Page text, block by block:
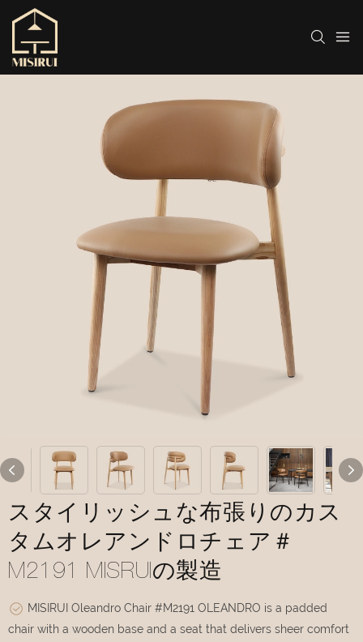
スタイリッシュな布張りのカス
タムオレアンドロチェア＃
M2191 MISRUIの製造
MISIRUI Oleandro Chair #M2191 OLEANDRO is a padded
chair with a wooden base and a seat that delivers sheer comfort